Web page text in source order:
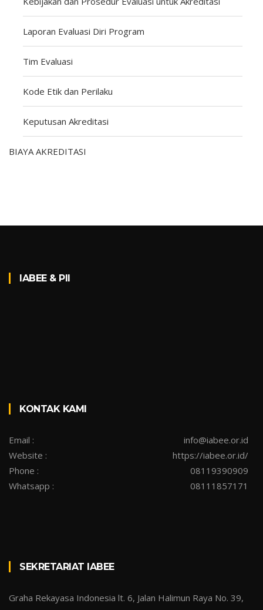
Laporan Evaluasi Diri Program
Tim Evaluasi
Kode Etik dan Perilaku
Keputusan Akreditasi
BIAYA AKREDITASI
IABEE & PII
KONTAK KAMI
Email :
info@iabee.or.id
Website :
https://iabee.or.id/
Phone :
08119390909
Whatsapp :
08111857171
SEKRETARIAT IABEE
Graha Rekayasa Indonesia lt. 6, Jalan Halimun Raya No. 39,